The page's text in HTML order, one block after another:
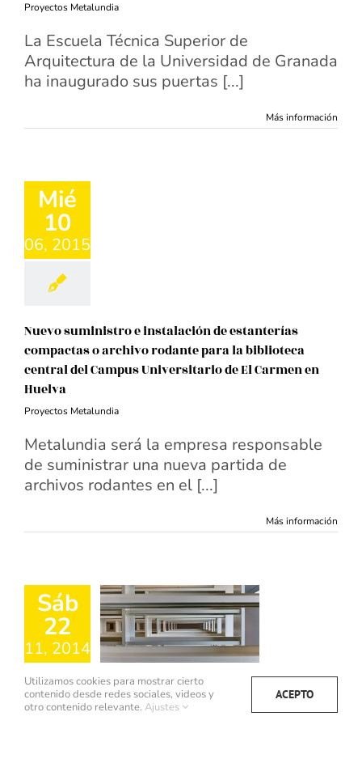
Proyectos Metalundia
La Escuela Técnica Superior de
Arquitectura de la Universidad de Granada
ha inaugurado sus puertas [...]
Más información
Mié
10
06, 2015
Nuevo suministro e instalación de estanterías
compactas o archivo rodante para la biblioteca
central del Campus Universitario de El Carmen en
Huelva
Proyectos Metalundia
Metalundia será la empresa responsable
de suministrar una nueva partida de
archivos rodantes en el [...]
Más información
Sáb
22
11, 2014
Nuevo equipamiento
de la Biblioteca de Los
servicios Centrales del
Campus de Ciencias de
la Salud en Granada
Utilizamos cookies para mostrar cierto
contenido desde redes sociales, videos y
otro contenido relevante. Ajustes
ACEPTO